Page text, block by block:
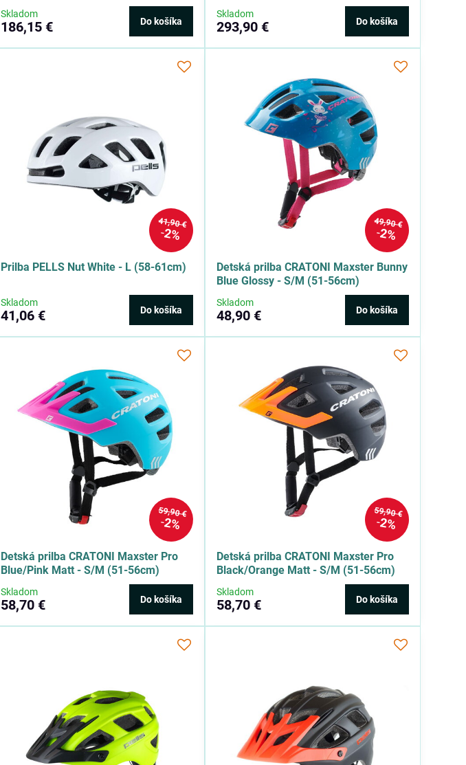
Skladom
186,15 € Do košíka
Skladom
293,90 € Do košíka
41,90 €
2%
Prilba PELLS Nut White - L (58-61cm)
Skladom
41,06 € Do košíka
49,90 €
2%
Detská prilba CRATONI Maxster Bunny
Blue Glossy - S/M (51-56cm)
Skladom
48,90 € Do košíka
59,90 €
2%
Detská prilba CRATONI Maxster Pro
Blue/Pink Matt - S/M (51-56cm)
Skladom
58,70 € Do košíka
59,90 €
2%
Detská prilba CRATONI Maxster Pro
Black/Orange Matt - S/M (51-56cm)
Skladom
58,70 € Do košíka